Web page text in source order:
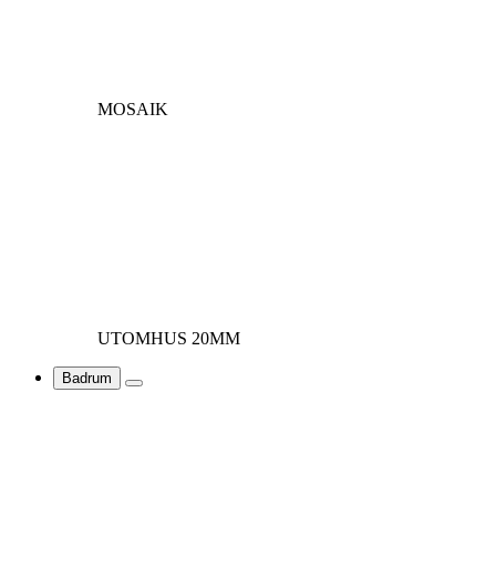
MOSAIK
UTOMHUS 20MM
Badrum